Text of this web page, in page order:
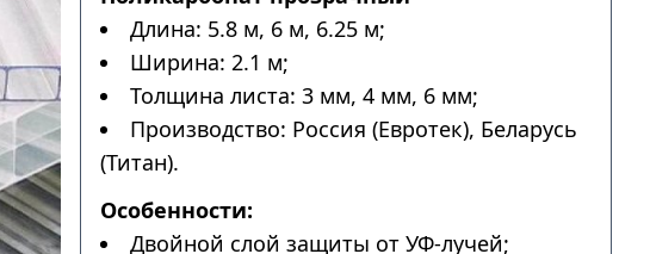
Длина: 5.8 м, 6 м, 6.25 м;
Ширина: 2.1 м;
Толщина листа: 3 мм, 4 мм, 6 мм;
Производство: Россия (Евротек), Беларусь
(Титан).
Особенности:
Двойной слой защиты от УФ-лучей;